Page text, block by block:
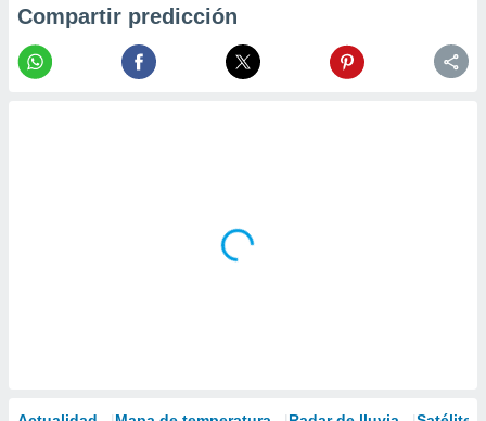
Compartir predicción